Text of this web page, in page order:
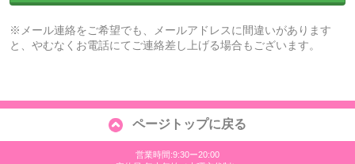
※メール連絡をご希望でも、メールアドレスに間違いがあります
と、やむなくお電話にてご連絡差し上げる場合もございます。
ページトップに戻る
営業時間:9:30ー20:00